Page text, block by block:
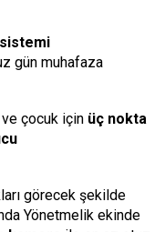
gün muhafaza
çocuk için üç nokta
görecek şekilde
Yönetmelik ekinde